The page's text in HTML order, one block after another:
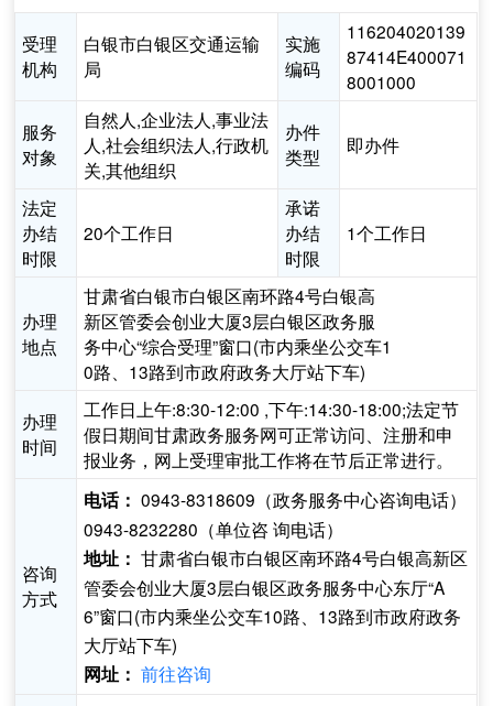
受理
机构
白银市白银区交通运输
局
实施
编码
116204020139
87414E400071
8001000
服务
对象
自然人,企业法人,事业法
人,社会组织法人,行政机
关,其他组织
办件
类型
即办件
法定
办结
时限
20个工作日
承诺
办结
时限
1个工作日
办理
地点
甘肃省白银市白银区南环路4号白银高
新区管委会创业大厦3层白银区政务服
务中心“综合受理”窗口(市内乘坐公交车1
0路、13路到市政府政务大厅站下车)
办理
时间
工作日上午:8:30-12:00 ,下午:14:30-18:00;法定节
假日期间甘肃政务服务网可正常访问、注册和申
报业务，网上受理审批工作将在节后正常进行。
咨询
方式
电话： 0943-8318609（政务服务中心咨询电话）
0943-8232280（单位咨 询电话）
地址： 甘肃省白银市白银区南环路4号白银高新区
管委会创业大厦3层白银区政务服务中心东厅“A
6”窗口(市内乘坐公交车10路、13路到市政府政务
大厅站下车)
网址： 前往咨询